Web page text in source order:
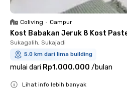
Coliving • Campur
Kost Babakan Jeruk 8 Kost
Sukagalih, Sukajadi
5.0 km dari lima building
mulai dari Rp1.000.000 /bulan
Lihat info lebih banyak